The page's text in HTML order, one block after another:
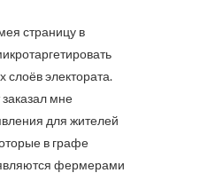
страницу в
слоёв электората.
заказал мне
для жителей
в графе
являются фермерами